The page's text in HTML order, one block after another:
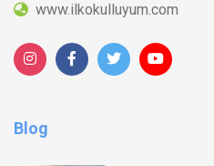
www.ilkokulluyum.com
Blog